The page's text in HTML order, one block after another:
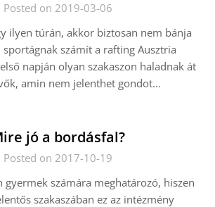
Posted on 2019-03-06
ilyen túrán, akkor biztosan nem bánja
sportágnak számít a rafting Ausztria
napján olyan szakaszon haladnak át
amin nem jelenthet gondot…
jó a bordásfal?
Posted on 2017-10-19
gyermek számára meghatározó, hiszen
szakaszában ez az intézmény